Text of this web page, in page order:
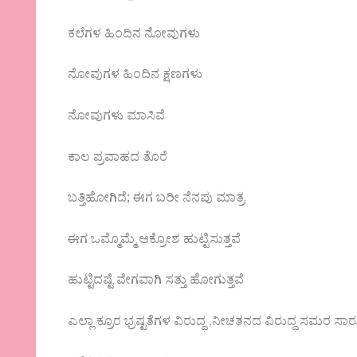
ಕಲೆಗಳ ಹಿಂದಿನ ನೋವುಗಳು
ನೋವುಗಳ ಹಿಂದಿನ ಕ್ಷಣಗಳು
ನೋವುಗಳು ಮಾಸಿವೆ
ಕಾಲ ಪ್ರವಾಹದ ತೊರೆ
ಬತ್ತಿಹೋಗಿದೆ; ಈಗ ಬರೀ ನೆನಪು ಮಾತ್ರ
ಈಗ ಒಮ್ಮೊಮ್ಮೆ ಆಕ್ರೋಶ ಹುಟ್ಟಿಸುತ್ತವೆ
ಹುಟ್ಟಿದಷ್ಟೆ ವೇಗವಾಗಿ ಸತ್ತು ಹೋಗುತ್ತವೆ
ಎಲ್ಲಾ ಕ್ರೂರ ಭ್ರಷ್ಟತೆಗಳ ವಿರುದ್ಧ ,ನೀಚತನದ ವಿರುದ್ಧ ಸಮರ